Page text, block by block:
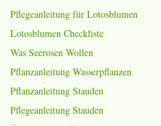
Pflegeanleitung für Lotosblumen
Lotosblumen Checkliste
Was Seerosen Wollen
Pflanzanleitung Wasserpflanzen
Pflanzanleitung Stauden
Pflegeanleitung Stauden